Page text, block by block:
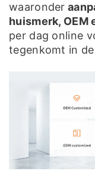
waaronder
huismerk, OEM
per dag online
tegenkomt in